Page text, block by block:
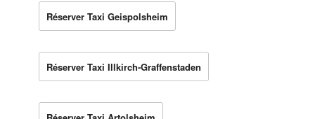
Réserver Taxi Geispolsheim
Réserver Taxi Illkirch-Graffenstaden